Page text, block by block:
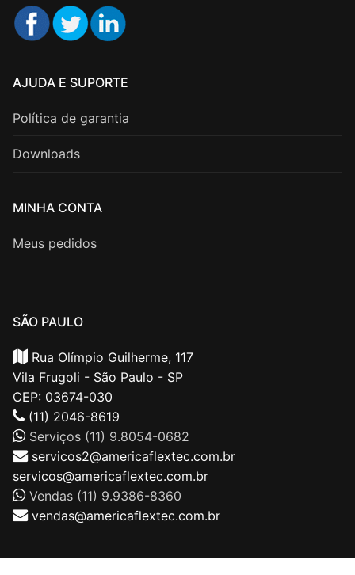
AJUDA E SUPORTE
Política de garantia
Downloads
MINHA CONTA
Meus pedidos
SÃO PAULO
Rua Olímpio Guilherme, 117
Vila Frugoli - São Paulo - SP
CEP: 03674-030
(11) 2046-8619
Serviços (11) 9.8054-0682
servicos2@americaflextec.com.br
servicos@americaflextec.com.br
Vendas (11) 9.9386-8360
vendas@americaflextec.com.br